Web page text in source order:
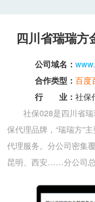
四川省瑞瑞方
公司域名：
合作类型： 百度
行 业： 社保
社保028是四川省
保代理品牌，“瑞瑞方”
代理服务。分公司密集
昆明、西安……分公司总